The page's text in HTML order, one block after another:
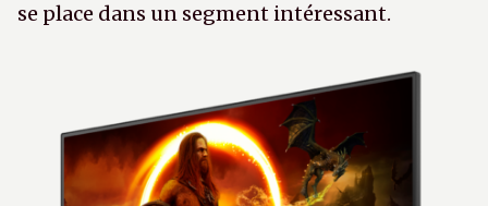
se place dans un segment intéressant.